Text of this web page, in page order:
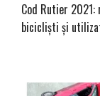
Cod Rutier
bicicliști și